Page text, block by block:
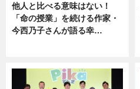
他人と比べる意味はない！
「命の授業」を続ける作家・
今西乃子さんが語る幸…